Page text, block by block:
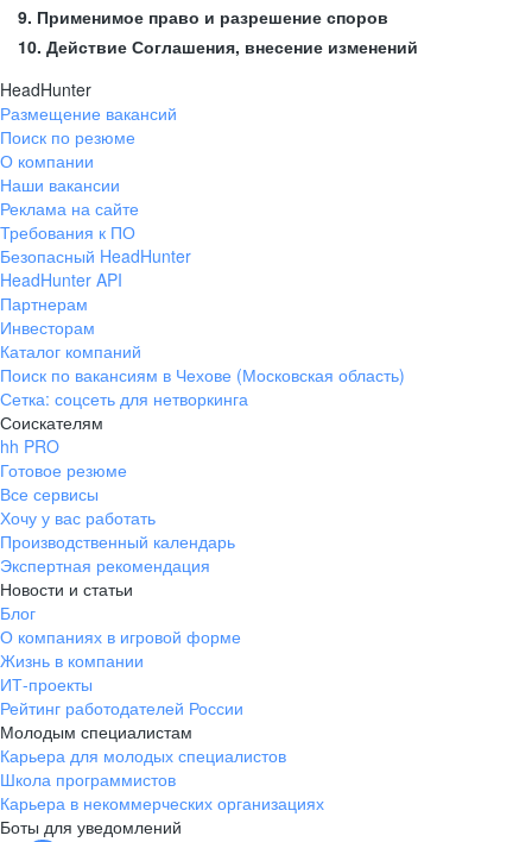
9. Применимое право и разрешение споров
10. Действие Соглашения, внесение изменений
HeadHunter
Размещение вакансий
Поиск по резюме
О компании
Наши вакансии
Реклама на сайте
Требования к ПО
Безопасный HeadHunter
HeadHunter API
Партнерам
Инвесторам
Каталог компаний
Поиск по вакансиям в Чехове (Московская область)
Сетка: соцсеть для нетворкинга
Соискателям
hh PRO
Готовое резюме
Все сервисы
Хочу у вас работать
Производственный календарь
Экспертная рекомендация
Новости и статьи
Блог
О компаниях в игровой форме
Жизнь в компании
ИТ-проекты
Рейтинг работодателей России
Молодым специалистам
Карьера для молодых специалистов
Школа программистов
Карьера в некоммерческих организациях
Боты для уведомлений